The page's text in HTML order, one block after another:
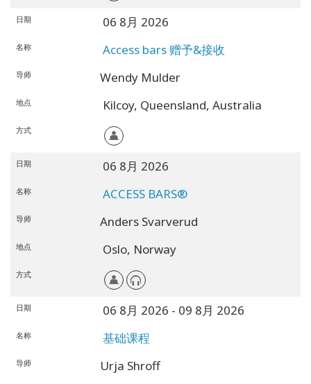
日期 06 8月 2026
名称 Access bars 赠予&接收
导师 Wendy Mulder
地点 Kilcoy, Queensland, Australia
方式
日期 06 8月 2026
名称 ACCESS BARS®
导师 Anders Svarverud
地点 Oslo, Norway
方式
日期 06 8月 2026 - 09 8月 2026
名称 基础课程
导师 Urja Shroff